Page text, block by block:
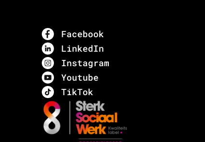
Facebook
LinkedIn
Instagram
Youtube
TikTok